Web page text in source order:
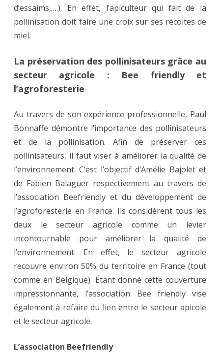
d’essaims,….). En effet, l’apiculteur qui fait de la
pollinisation doit faire une croix sur ses récoltes de
miel.
La préservation des pollinisateurs grâce au
secteur agricole : Bee friendly et
l’agroforesterie
Au travers de son expérience professionnelle, Paul
Bonnaffe démontre l’importance des pollinisateurs
et de la pollinisation. Afin de préserver ces
pollinisateurs, il faut viser à améliorer la qualité de
l’environnement. C’est l’objectif d’Amélie Bajolet et
de Fabien Balaguer respectivement au travers de
l’association Beefriendly et du développement de
l’agroforesterie en France. Ils considèrent tous les
deux le secteur agricole comme un levier
incontournable pour améliorer la qualité de
l’environnement. En effet, le secteur agricole
recouvre environ 50% du territoire en France (tout
comme en Belgique). Étant donné cette couverture
impressionnante, l’association Bee friendly vise
également à refaire du lien entre le secteur apicole
et le secteur agricole.
L’association Beefriendly